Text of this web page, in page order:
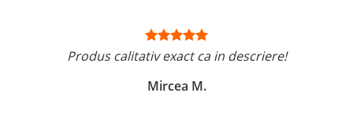
Produs calitativ exact ca in descriere!
Mircea M.